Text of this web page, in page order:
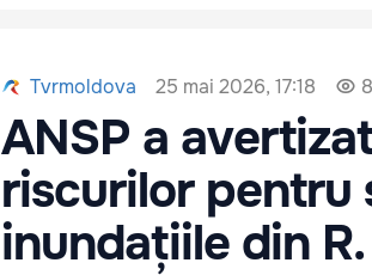
Tvrmoldova 25 mai 2026, 17:18
ANSP a
riscurilor pentru
inundațiile din